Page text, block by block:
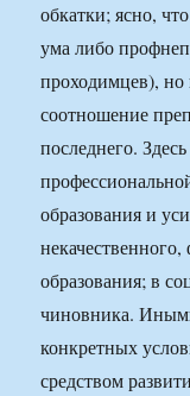
обкатки; ясно,
ума либо
проходимцев),
соотношение
последнего.
образования и
образования; в
чиновника.
конкретных
средством